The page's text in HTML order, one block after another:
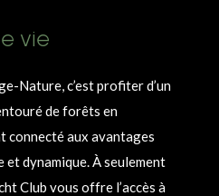
vie
Nature, c’est profiter d’un
de forêts en
connecté aux avantages
et dynamique. À seulement
Club vous offre l’accès à